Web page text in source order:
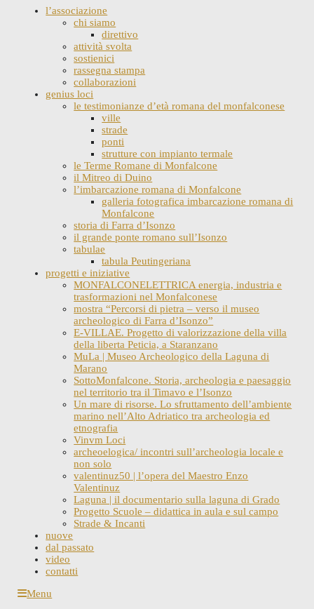
l’associazione
chi siamo
direttivo
attività svolta
sostienici
rassegna stampa
collaborazioni
genius loci
le testimonianze d’età romana del monfalconese
ville
strade
ponti
strutture con impianto termale
le Terme Romane di Monfalcone
il Mitreo di Duino
l’imbarcazione romana di Monfalcone
galleria fotografica imbarcazione romana di
Monfalcone
storia di Farra d’Isonzo
il grande ponte romano sull’Isonzo
tabulae
tabula Peutingeriana
progetti e iniziative
MONFALCONELETTRICA energia, industria e
trasformazioni nel Monfalconese
mostra “Percorsi di pietra – verso il museo
archeologico di Farra d’Isonzo”
E-VILLAE. Progetto di valorizzazione della villa
della liberta Peticia, a Staranzano
MuLa | Museo Archeologico della Laguna di
Marano
SottoMonfalcone. Storia, archeologia e paesaggio
nel territorio tra il Timavo e l’Isonzo
Un mare di risorse. Lo sfruttamento dell’ambiente
marino nell’Alto Adriatico tra archeologia ed
etnografia
Vinvm Loci
archeoelogica/ incontri sull’archeologia locale e
non solo
valentinuz50 | l’opera del Maestro Enzo
Valentinuz
Laguna | il documentario sulla laguna di Grado
Progetto Scuole – didattica in aula e sul campo
Strade & Incanti
nuove
dal passato
video
contatti
SkipMenu